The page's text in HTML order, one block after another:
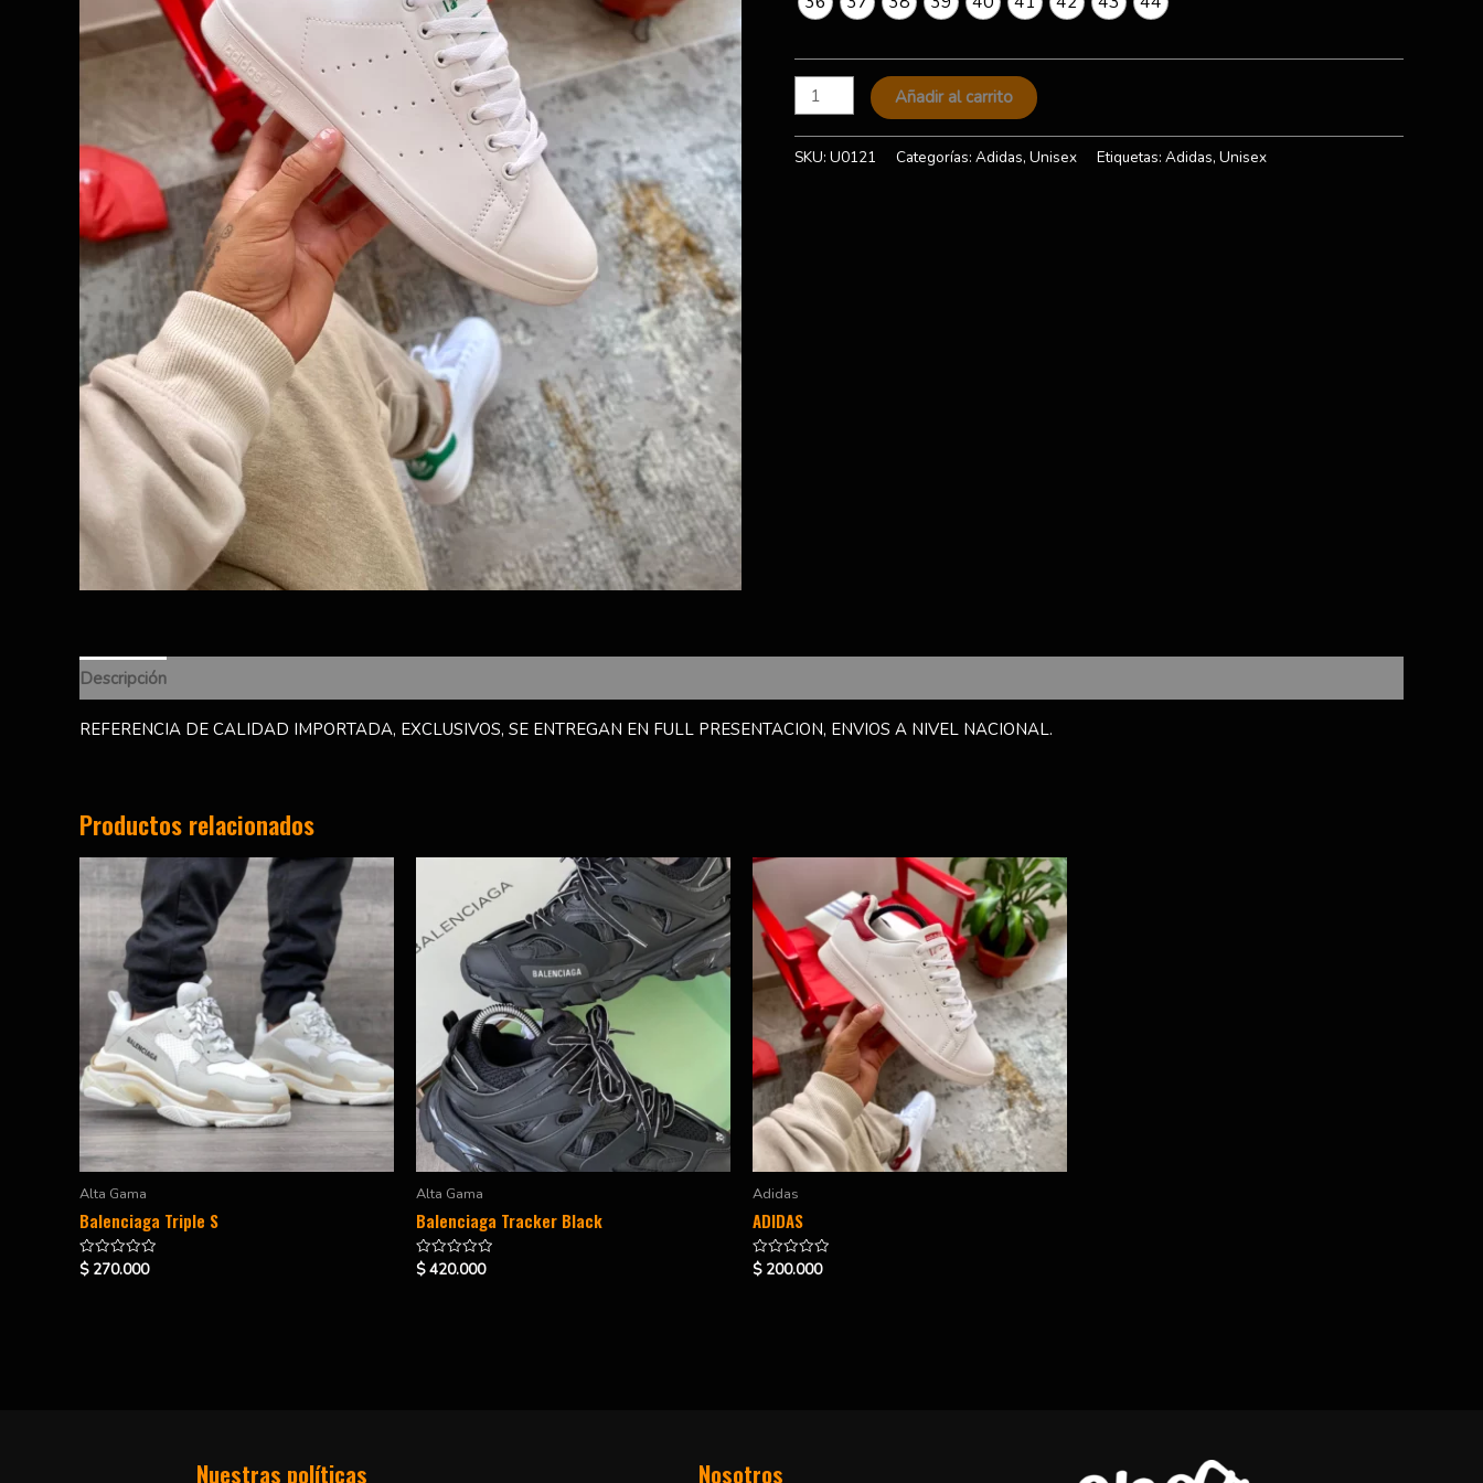
Añadir al carrito
SKU: U0121 Categorías: Adidas, Unisex Etiquetas: Adidas, Unisex
Descripción
REFERENCIA DE CALIDAD IMPORTADA, EXCLUSIVOS, SE ENTREGAN EN FULL PRESENTACION, ENVIOS A NIVEL NACIONAL.
Productos relacionados
Alta Gama
Balenciaga Triple S
Valorado
en
$ 270.000
Alta Gama
Balenciaga Tracker Black
Valorado
en
$420.000
Adidas
ADIDAS
Valorado
en
$ 200.000
Nuestras políticas Nosotros